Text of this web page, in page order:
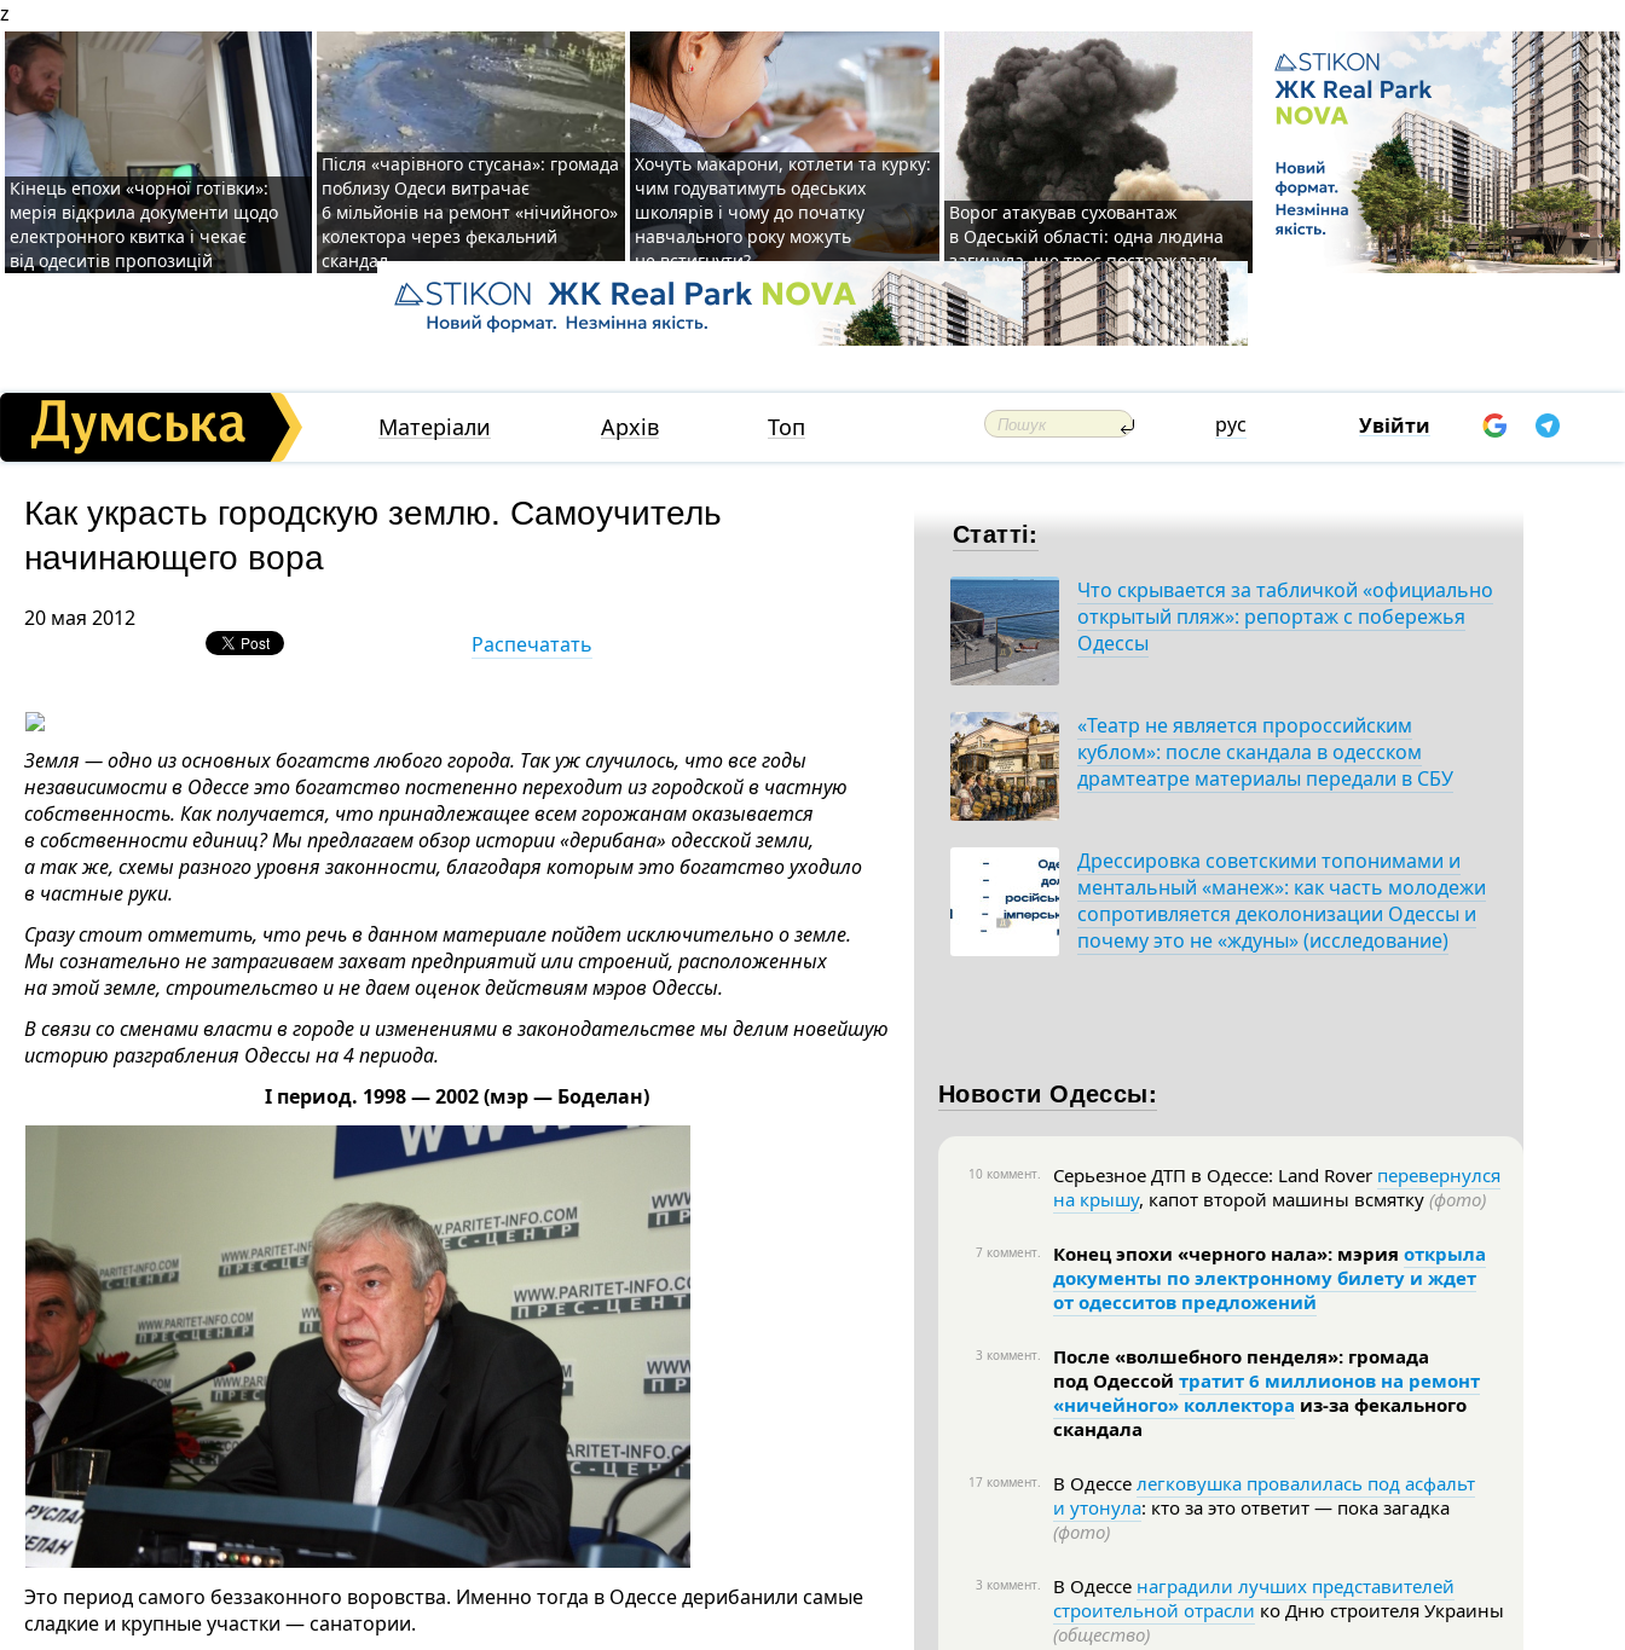
z
Кінець епохи «чорної готівки»:
мерія відкрила документи щодо
електронного квитка і чекає
від одеситів пропозицій
Після «чарівного стусана»: громада
поблизу Одеси витрачає
6 мільйонів на ремонт «нічийного»
колектора через фекальний
скандал
Хочуть макарони, котлети та курку:
чим годуватимуть одеських
школярів і чому до початку
навчального року можуть
не встигнути?
Ворог атакував суховантаж
в Одеській області: одна людина
загинула, ще троє постраждали
Матеріали Архів Топ рус Увійти
Как украсть городскую землю. Самоучитель
начинающего вора
20 мая 2012
Распечатать
Земля — одно из основных богатств любого города. Так уж случилось, что все годы
независимости в Одессе это богатство постепенно переходит из городской в частную
собственность. Как получается, что принадлежащее всем горожанам оказывается
в собственности единиц? Мы предлагаем обзор истории «дерибана» одесской земли,
а так же, схемы разного уровня законности, благодаря которым это богатство уходило
в частные руки.
Сразу стоит отметить, что речь в данном материале пойдет исключительно о земле.
Мы сознательно не затрагиваем захват предприятий или строений, расположенных
на этой земле, строительство и не даем оценок действиям мэров Одессы.
В связи со сменами власти в городе и изменениями в законодательстве мы делим новейшую
историю разграбления Одессы на 4 периода.
I период. 1998 — 2002 (мэр — Боделан)
Это период самого беззаконного воровства. Именно тогда в Одессе дерибанили самые
сладкие и крупные участки — санатории.
Статті:
Что скрывается за табличкой «официально
открытый пляж»: репортаж с побережья
Одессы
«Театр не является пророссийским
кублом»: после скандала в одесском
драмтеатре материалы передали в СБУ
Дрессировка советскими топонимами и
ментальный «манеж»: как часть молодежи
сопротивляется деколонизации Одессы и
почему это не «ждуны» (исследование)
Новости Одессы:
10 коммент. Серьезное ДТП в Одессе: Land Rover перевернулся
на крышу, капот второй машины всмятку (фото)
7 коммент. Конец эпохи «черного нала»: мэрия открыла
документы по электронному билету и ждет
от одесситов предложений
3 коммент.
После «волшебного пенделя»: громада
под Одессой тратит 6 миллионов на ремонт
«ничейного» коллектора из-за фекального
скандала
17 коммент. В Одессе легковушка провалилась под асфальт
и утонула: кто за это ответит — пока загадка
(фото)
3 коммент. В Одессе наградили лучших представителей
строительной отрасли ко Дню строителя Украины
(общество)